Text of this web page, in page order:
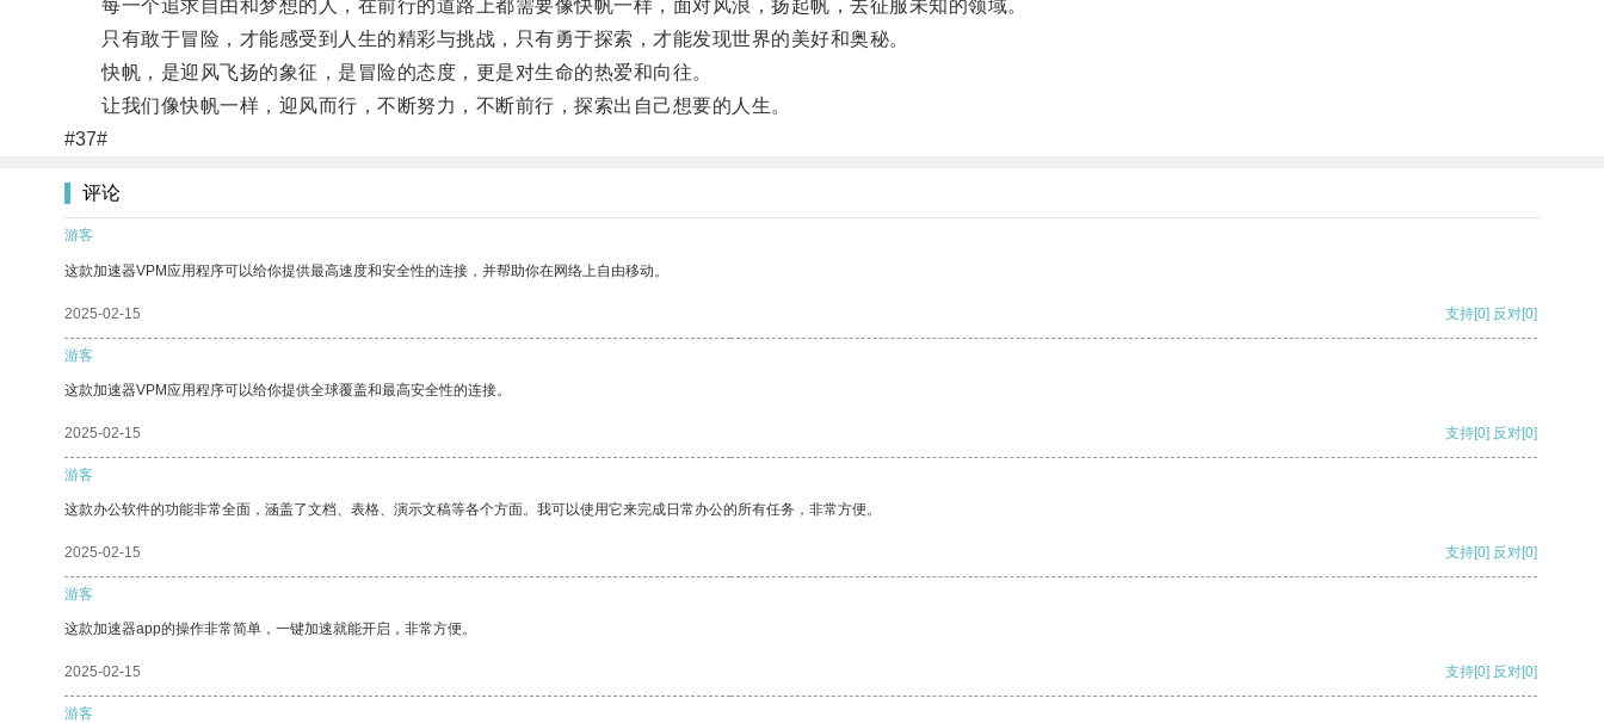
每一个追求自由和梦想的人，在前行的道路上都需要像快帆一样，面对风浪，扬起帆，去征服未知的领域。
只有敢于冒险，才能感受到人生的精彩与挑战，只有勇于探索，才能发现世界的美好和奥秘。
快帆，是迎风飞扬的象征，是冒险的态度，更是对生命的热爱和向往。
让我们像快帆一样，迎风而行，不断努力，不断前行，探索出自己想要的人生。
#37#
评论
游客
这款加速器VPM应用程序可以给你提供最高速度和安全性的连接，并帮助你在网络上自由移动。
2025-02-15 支持[0] 反对[0]
游客
这款加速器VPM应用程序可以给你提供全球覆盖和最高安全性的连接。
2025-02-15 支持[0] 反对[0]
游客
这款办公软件的功能非常全面，涵盖了文档、表格、演示文稿等各个方面。我可以使用它来完成日常办公的所有任务，非常方便。
2025-02-15 支持[0] 反对[0]
游客
这款加速器app的操作非常简单，一键加速就能开启，非常方便。
2025-02-15 支持[0] 反对[0]
游客